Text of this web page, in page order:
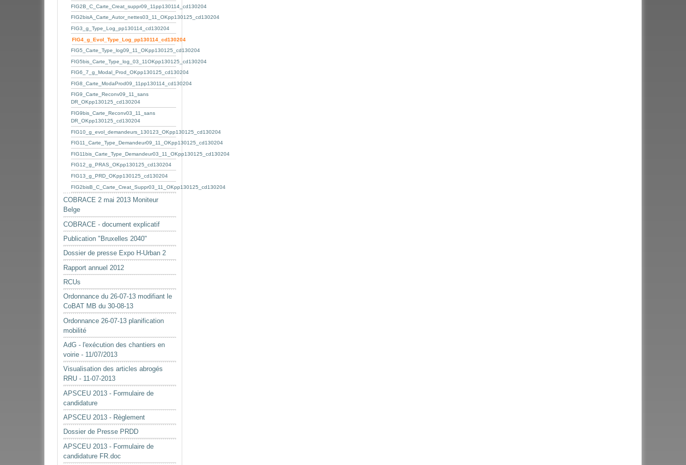
FIG2B_C_Carte_Creat_suppr09_11pp130114_cd130204
FIG2bisA_Carte_Autor_nettes03_11_OKpp130125_cd130204
FIG3_g_Type_Log_pp130114_cd130204
FIG4_g_Evol_Type_Log_pp130114_cd130204
FIG5_Carte_Type_log09_11_OKpp130125_cd130204
FIG5bis_Carte_Type_log_03_11OKpp130125_cd130204
FIG6_7_g_Modal_Prod_OKpp130125_cd130204
FIG8_Carte_ModaProd09_11pp130114_cd130204
FIG9_Carte_Reconv09_11_sans
DR_OKpp130125_cd130204
FIG9bis_Carte_Reconv03_11_sans
DR_OKpp130125_cd130204
FIG10_g_evol_demandeurs_130123_OKpp130125_cd130204
FIG11_Carte_Type_Demandeur09_11_OKpp130125_cd130204
FIG11bis_Carte_Type_Demandeur03_11_OKpp130125_cd130204
FIG12_g_PRAS_OKpp130125_cd130204
FIG13_g_PRD_OKpp130125_cd130204
FIG2bisB_C_Carte_Creat_Suppr03_11_OKpp130125_cd130204
COBRACE 2 mai 2013 Moniteur
Belge
COBRACE - document explicatif
Publication "Bruxelles 2040"
Dossier de presse Expo H-Urban 2
Rapport annuel 2012
RCUs
Ordonnance du 26-07-13 modifiant le
CoBAT MB du 30-08-13
Ordonnance 26-07-13 planification
mobilité
AdG - l'exécution des chantiers en
voirie - 11/07/2013
Visualisation des articles abrogés
RRU - 11-07-2013
APSCEU 2013 - Formulaire de
candidature
APSCEU 2013 - Règlement
Dossier de Presse PRDD
APSCEU 2013 - Formulaire de
candidature FR.doc